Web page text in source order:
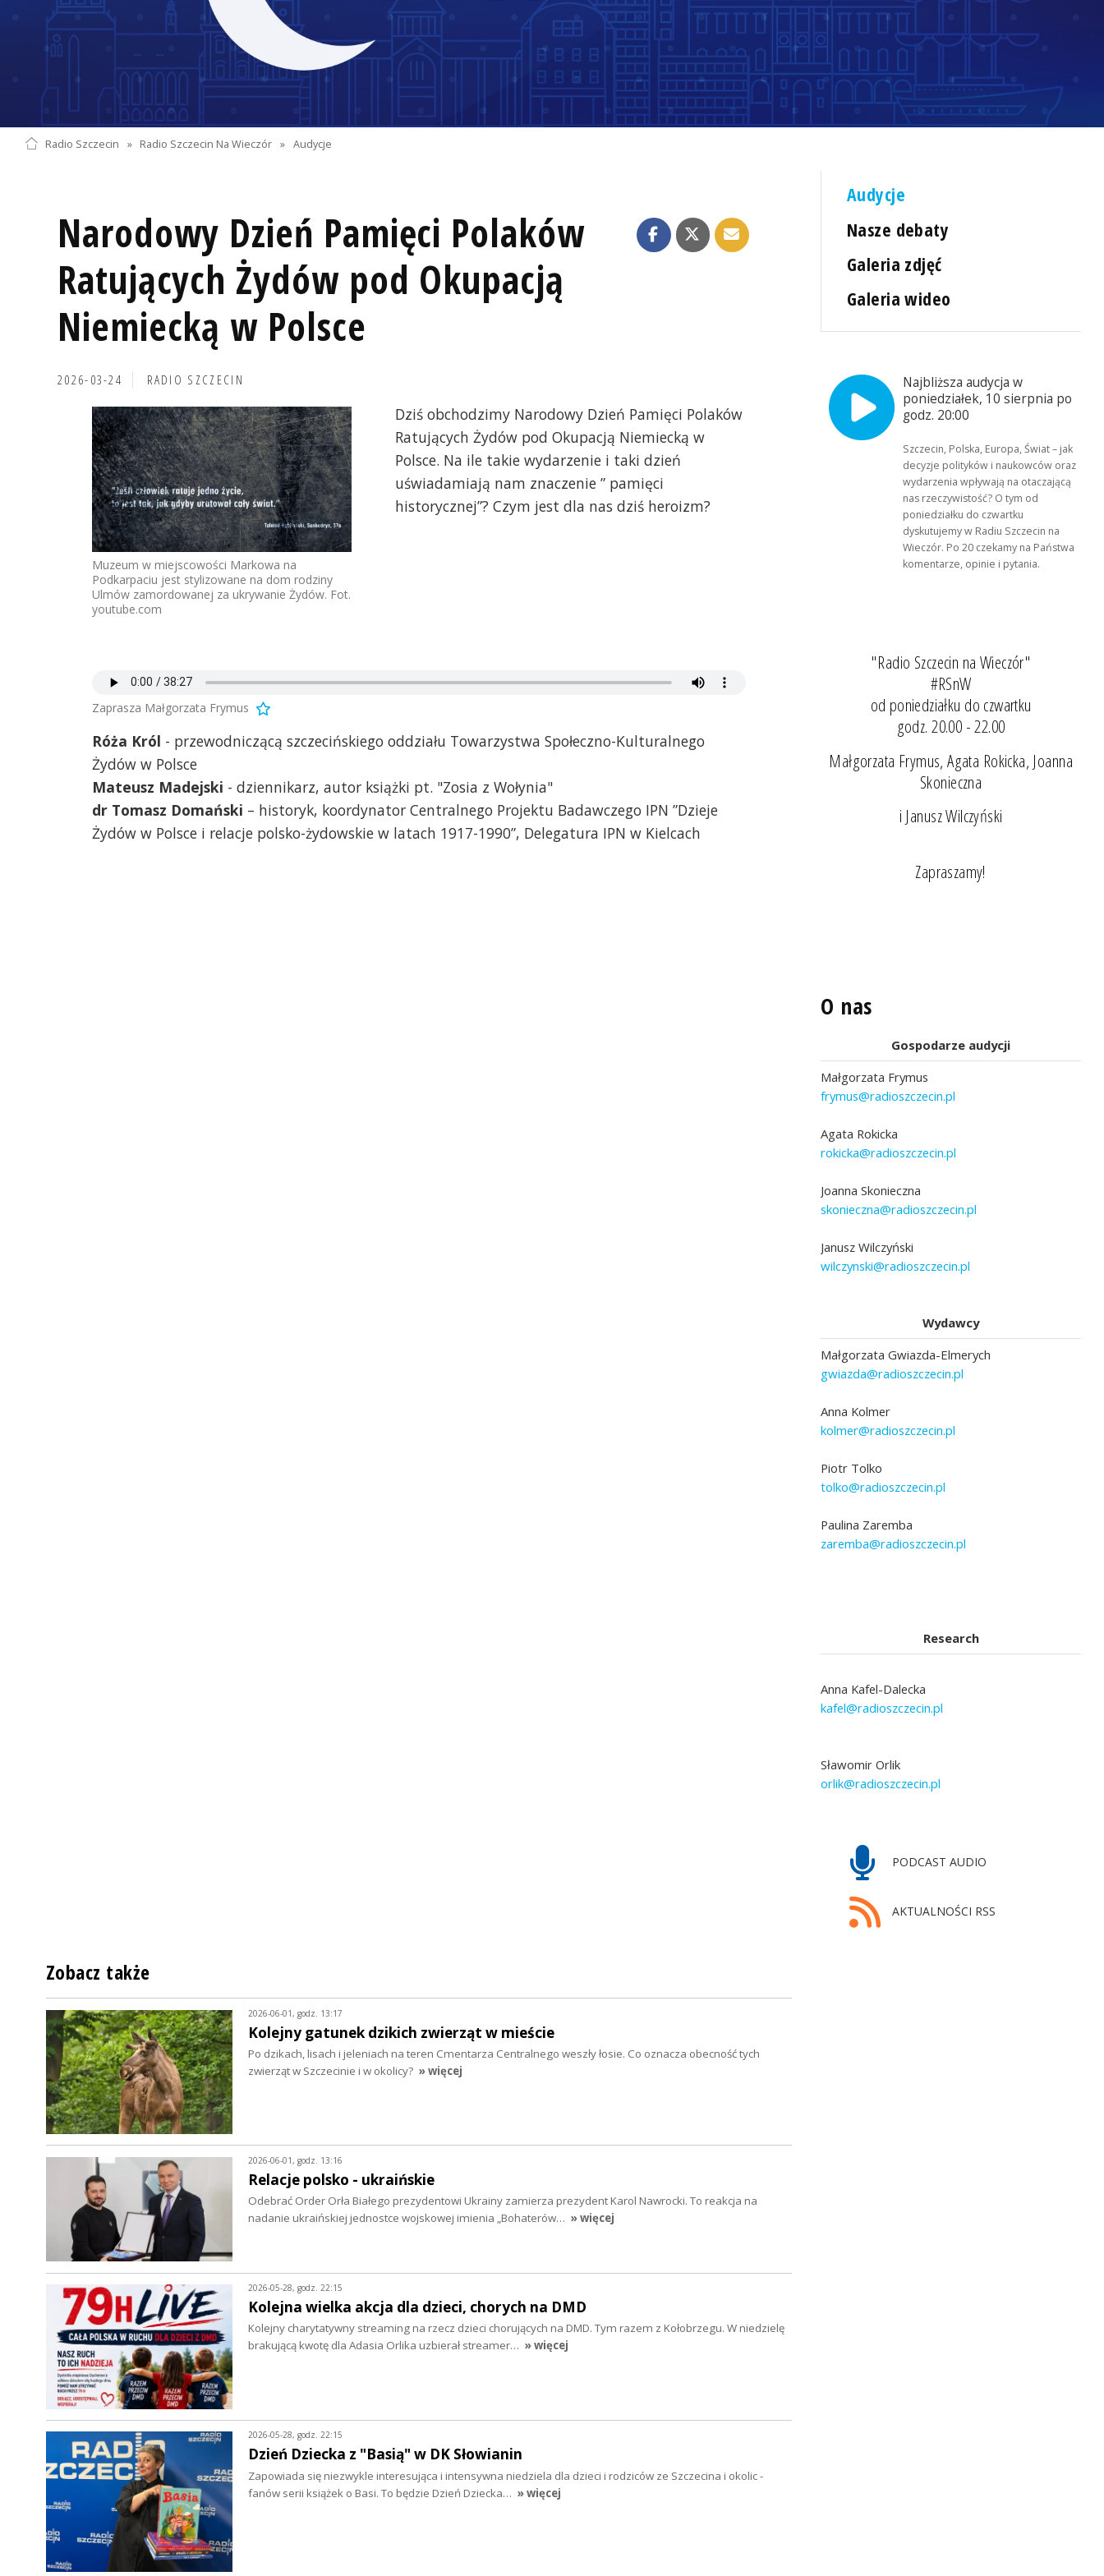
Radio Szczecin » Radio Szczecin Na Wieczór » Audycje
Narodowy Dzień Pamięci Polaków
Ratujących Żydów pod Okupacją
Niemiecką w Polsce
2026-03-24 RADIO SZCZECIN
Muzeum w miejscowości Markowa na
Podkarpaciu jest stylizowane na dom rodziny
Ulmów zamordowanej za ukrywanie Żydów. Fot.
youtube.com
Dziś obchodzimy Narodowy Dzień Pamięci Polaków
Ratujących Żydów pod Okupacją Niemiecką w
Polsce. Na ile takie wydarzenie i taki dzień
uświadamiają nam znaczenie ” pamięci
historycznej”? Czym jest dla nas dziś heroizm?
Zaprasza Małgorzata Frymus
Róża Król - przewodniczącą szczecińskiego oddziału Towarzystwa Społeczno-Kulturalnego
Żydów w Polsce
Mateusz Madejski - dziennikarz, autor książki pt. "Zosia z Wołynia"
dr Tomasz Domański – historyk, koordynator Centralnego Projektu Badawczego IPN ”Dzieje
Żydów w Polsce i relacje polsko-żydowskie w latach 1917-1990”, Delegatura IPN w Kielcach
Audycje
Nasze debaty
Galeria zdjęć
Galeria wideo
Najbliższa audycja w
poniedziałek, 10 sierpnia po
godz. 20:00
Szczecin, Polska, Europa, Świat – jak
decyzje polityków i naukowców oraz
wydarzenia wpływają na otaczającą
nas rzeczywistość? O tym od
poniedziałku do czwartku
dyskutujemy w Radiu Szczecin na
Wieczór. Po 20 czekamy na Państwa
komentarze, opinie i pytania.
"Radio Szczecin na Wieczór"
#RSnW
od poniedziałku do czwartku
godz. 20.00 - 22.00
Małgorzata Frymus, Agata Rokicka, Joanna
Skonieczna
i Janusz Wilczyński
Zapraszamy!
O nas
Gospodarze audycji
Małgorzata Frymus
frymus@radioszczecin.pl
Agata Rokicka
rokicka@radioszczecin.pl
Joanna Skonieczna
skonieczna@radioszczecin.pl
Janusz Wilczyński
wilczynski@radioszczecin.pl
Wydawcy
Małgorzata Gwiazda-Elmerych
gwiazda@radioszczecin.pl
Anna Kolmer
kolmer@radioszczecin.pl
Piotr Tolko
tolko@radioszczecin.pl
Paulina Zaremba
zaremba@radioszczecin.pl
Research
Anna Kafel-Dalecka
kafel@radioszczecin.pl
Sławomir Orlik
orlik@radioszczecin.pl
PODCAST AUDIO
AKTUALNOŚCI RSS
Zobacz także
2026-06-01, godz. 13:17
Kolejny gatunek dzikich zwierząt w mieście
Po dzikach, lisach i jeleniach na teren Cmentarza Centralnego weszły łosie. Co oznacza obecność tych
zwierząt w Szczecinie i w okolicy? » więcej
2026-06-01, godz. 13:16
Relacje polsko - ukraińskie
Odebrać Order Orła Białego prezydentowi Ukrainy zamierza prezydent Karol Nawrocki. To reakcja na
nadanie ukraińskiej jednostce wojskowej imienia „Bohaterów… » więcej
2026-05-28, godz. 22:15
Kolejna wielka akcja dla dzieci, chorych na DMD
Kolejny charytatywny streaming na rzecz dzieci chorujących na DMD. Tym razem z Kołobrzegu. W niedzielę
brakującą kwotę dla Adasia Orlika uzbierał streamer… » więcej
2026-05-28, godz. 22:15
Dzień Dziecka z "Basią" w DK Słowianin
Zapowiada się niezwykle interesująca i intensywna niedziela dla dzieci i rodziców ze Szczecina i okolic -
fanów serii książek o Basi. To będzie Dzień Dziecka… » więcej